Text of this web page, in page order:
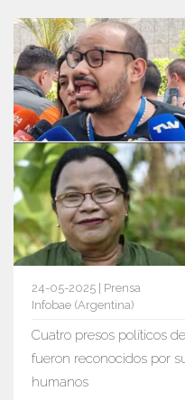
24-05-2025 | Prensa
Infobae (Argentina)
Cuatro presos políticos
fueron reconocidos por
humanos